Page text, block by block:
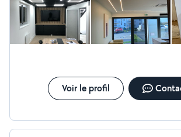
Voir le profil